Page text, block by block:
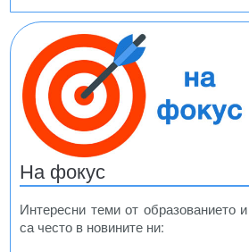
На фокус
Интересни теми от образованието
са често в новините ни: